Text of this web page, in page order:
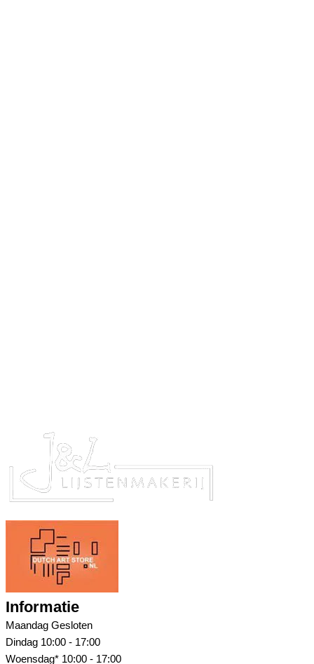
Informatie
Maandag Gesloten
Dindag 10:00 - 17:00
Woensdag* 10:00 - 17:00